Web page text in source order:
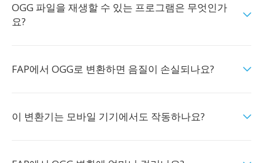
OGG 파일을 재생할 수 있는 프로그램은 무엇인가
요?
FAP에서 OGG로 변환하면 음질이 손실되나요?
이 변환기는 모바일 기기에서도 작동하나요?